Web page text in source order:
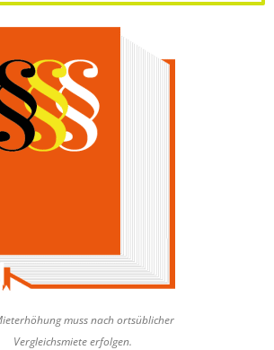
muss nach ortsüblicher
Vergleichsmiete erfolgen.